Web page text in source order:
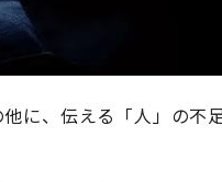
に、伝える「人」の不